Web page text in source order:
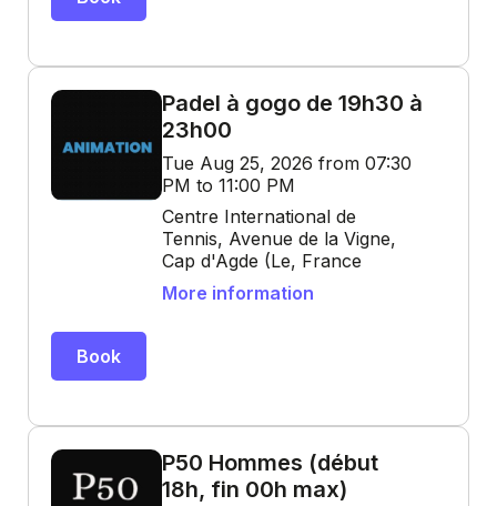
Padel à gogo de 19h30 à
23h00
Tue Aug 25, 2026 from 07:30
PM to 11:00 PM
Centre International de
Tennis, Avenue de la Vigne,
Cap d'Agde (Le, France
More information
Book
P50 Hommes (début
18h, fin 00h max)